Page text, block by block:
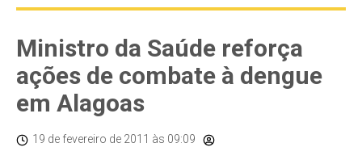
Ministro da Saúde reforça
ações de combate à dengue
em Alagoas
19 de fevereiro de 2011 às 09:09